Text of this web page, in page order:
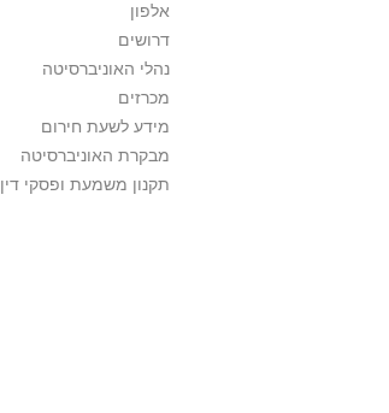
אלפון
דרושים
נהלי האוניברסיטה
מכרזים
מידע לשעת חירום
מבקרת האוניברסיטה
תקנון משמעת ופסקי דין